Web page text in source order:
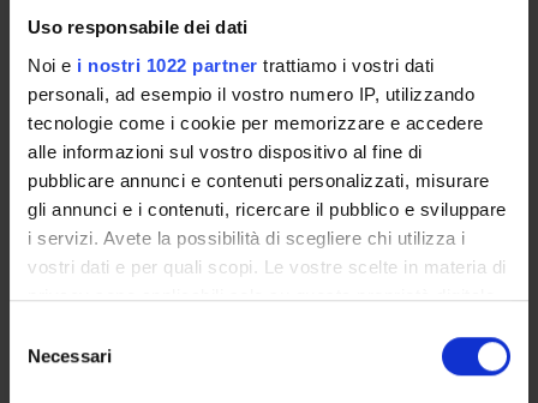
Uso responsabile dei dati
Noi e i nostri 1022 partner trattiamo i vostri dati
personali, ad esempio il vostro numero IP, utilizzando
tecnologie come i cookie per memorizzare e accedere
alle informazioni sul vostro dispositivo al fine di
pubblicare annunci e contenuti personalizzati, misurare
gli annunci e i contenuti, ricercare il pubblico e sviluppare
i servizi. Avete la possibilità di scegliere chi utilizza i
vostri dati e per quali scopi. Le vostre scelte in materia di
privacy sono applicabili solo su questa proprietà digitale
modificare o revocare il proprio consenso in qualsiasi
momento dalla Dichiarazione sui cookie o facendo clic
delNecessari
SEZIONI
Psichiatria
ATTIVITÀ
GRUPPI DI RICERCA